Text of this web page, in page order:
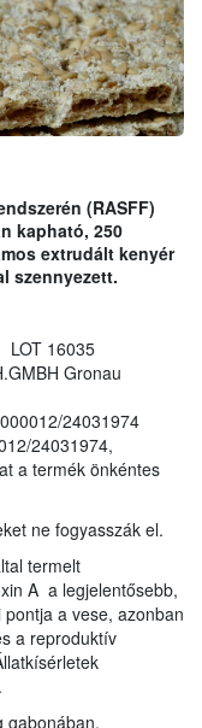
(RASFF)
kapható, 250
extrudált kenyér
szennyezett.
LOT 16035
Gronau
24031974
24031974,
a termék önkéntes
ne fogyasszák el.
termelt
A a legjelentősebb,
a vese, azonban
a reproduktív
gabonában,